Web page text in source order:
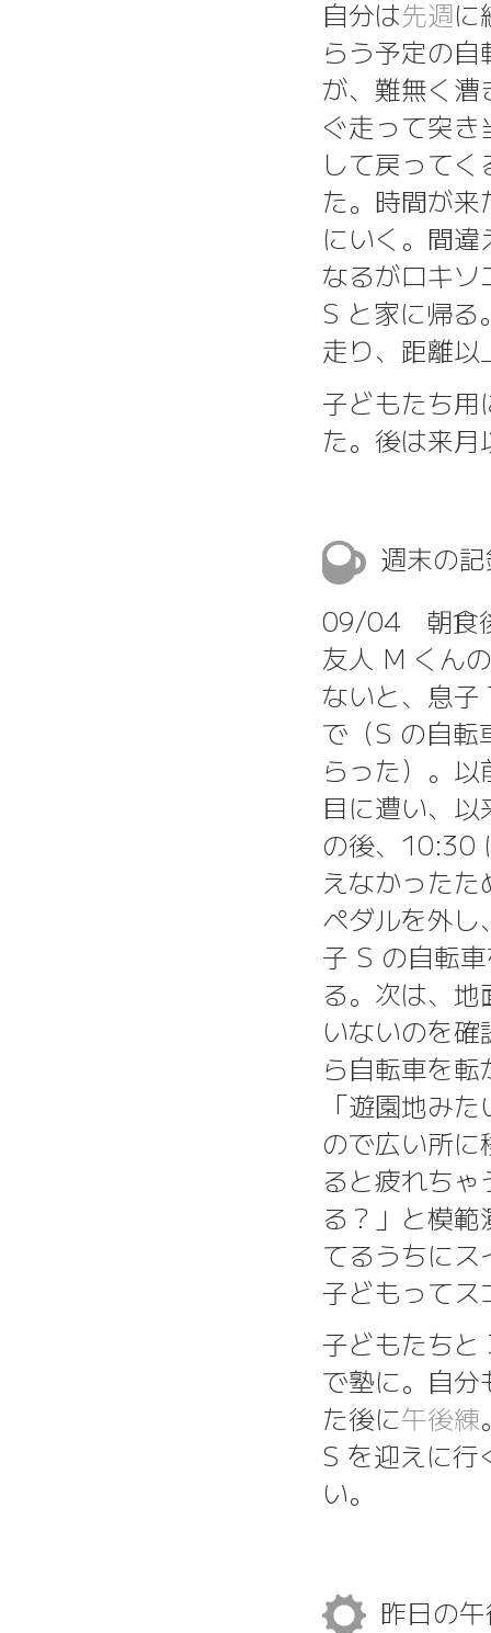
自分は先週に
らう予定の
が、難無く
ぐ走って突
して戻って
た。時間が
にいく。間
なるがロキ
S と家に帰
走り、距離
子どもたち用
た。後は来
週末の
09/04 朝食
友人 M くん
ないと、息子
で（S の自転
らった）。
目に遭い、
の後、10:30
えなかった
ペダルを外
子 S の自転
る。次は、
いないのを
ら自転車を
「遊園地み
ので広い所
ると疲れち
る？」と模
てるうちに
子どもってス
子どもたち
で塾に。自
た後に午後練
S を迎えに行
い。
昨日の